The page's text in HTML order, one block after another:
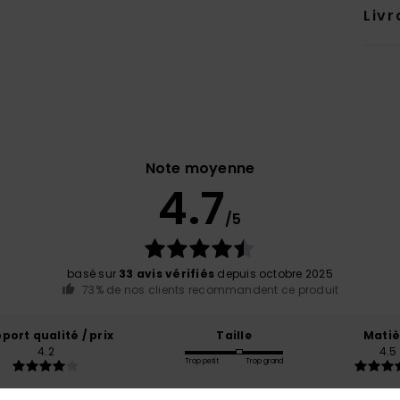
Note moyenne
4.7/5
basé sur 33 avis vérifiés depuis octobre 2025
73% de nos clients recommandent ce produit
qualité / prix
4.2
Taille
Trop petit Trop grand
4.5